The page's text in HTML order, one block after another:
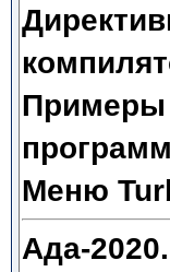
Примеры
программ
Меню
Ада-2020.